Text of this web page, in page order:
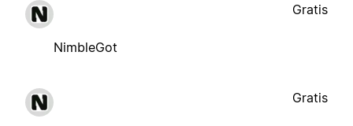
NimbleGot
Gratis
Gratis